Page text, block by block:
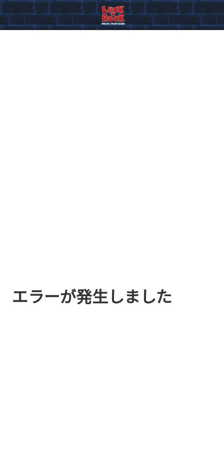
エラーが発生しました